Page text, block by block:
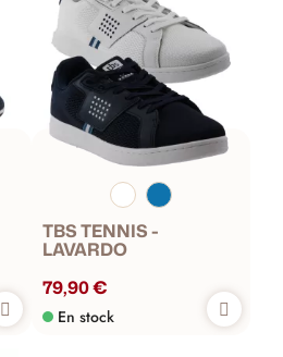
TBS TENNIS -
LAVARDO
79,90 €
En stock